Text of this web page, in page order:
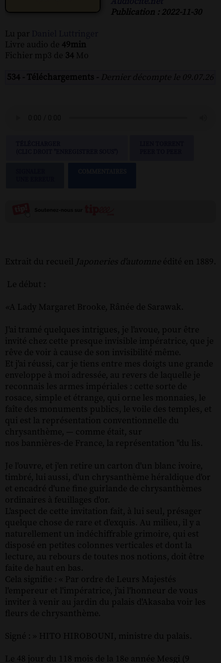
Publication : 2022-11-30
Lu par
Livre audio de 49min
Fichier mp3 de 34 Mo
534 - Téléchargements - Dernier décompte le 09.07.26
Extrait du recueil Japoneries d'automne édité en 1889.
Le début :
«A Lady Margaret Brooke, Rânée de Sarawak.
J'ai tramé quelques intrigues, je l'avoue, pour être
invité chez cette presque invisible impératrice, que je
rêve de voir à cause de son invisibilité même.
Et j'ai réussi, car je tiens entre mes doigts une grande
enveloppe à moi adressée, au revers de laquelle je
reconnais les armes impériales : cette sorte de
rosace, simple et étrange, qui orne les monnaies, le
faîte des monuments publics, le voile des temples, et
qui est la représentation conventionnelle du
chrysanthème, — comme était, sur
nos bannières-de France, la représentation "du lis.
Je l'ouvre, et j'en retire un carton d'un blanc ivoire,
timbré, lui aussi, d'un chrysanthème héraldique d'or
et encadré d'une fine guirlande de chrysanthèmes
ordinaires à feuillages d'or.
L'aspect de cette invitation fait, à lui seul, présager
quelque chose de rare et d'exquis. Au milieu, il y a
naturellement un indéchiffrable grimoire, qui est
disposé en petites colonnes verticales et dont la
lecture, au rebours de toutes nos notions, doit être
faite de haut en bas.
Cela signifie : « Par ordre de Leurs Majestés
l'empereur et l'impératrice, j'ai l'honneur de vous
inviter à venir au jardin du palais d'Akasaba voir les
fleurs de chrysanthème.
Signé : » HITO HIROBOUNI, ministre du palais.
Le 48 jour du 118 mois de la 18e année Mesgi (9